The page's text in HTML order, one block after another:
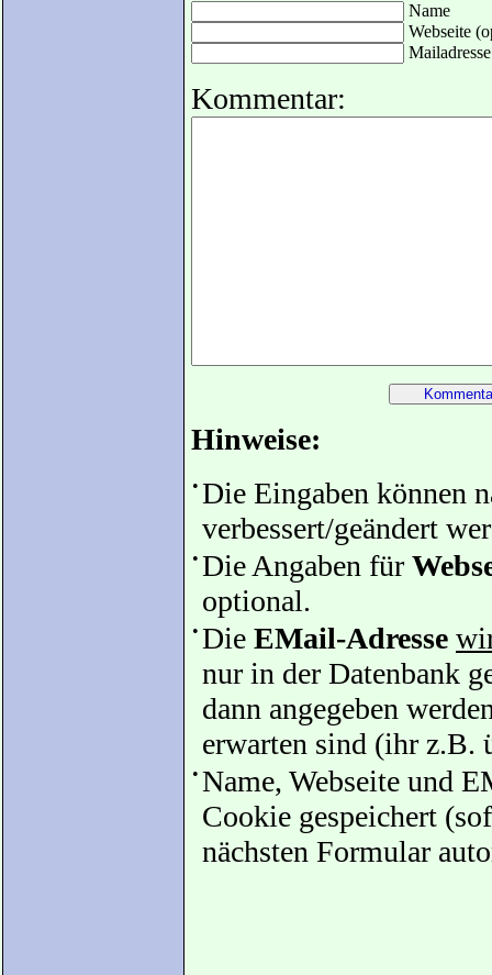
Name
Webseite
Kommentar:
Hinweise:
• Die Eingaben können
verbessert/geändert
• Die Angaben für
optional.
• Die EMail-Adresse
nur in der Datenbank
dann angegeben
erwarten sind (ihr z.B.
• Name, Webseite und
Cookie gespeichert
nächsten Formular